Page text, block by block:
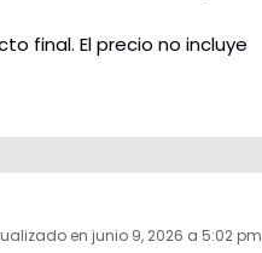
final. El precio no incluye
en junio 9, 2026 a 5:02 pm